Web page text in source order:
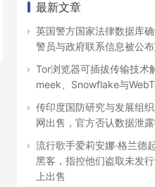
最新文章
英国警方国家法律数据库确
警员与政府联系信息被公
Tor浏览器可插拔传输技术
meek、Snowflake与
传印度国防研究与发展组
网出售，官方否认数据泄
流行歌手爱莉安娜·格兰德
黑客，指控他们盗取未发
上出售